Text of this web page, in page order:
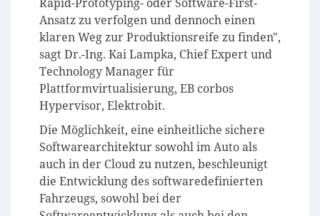
Ansatz zu verfolgen und dennoch einen
klaren Weg zur Produktionsreife zu finden",
sagt Dr.-Ing. Kai Lampka, Chief Expert und
Technology Manager für
Plattformvirtualisierung, EB corbos
Hypervisor, Elektrobit.
Die Möglichkeit, eine einheitliche sichere
Softwarearchitektur sowohl im Auto als
auch in der Cloud zu nutzen, beschleunigt
die Entwicklung des softwaredefinierten
Fahrzeugs, sowohl bei der